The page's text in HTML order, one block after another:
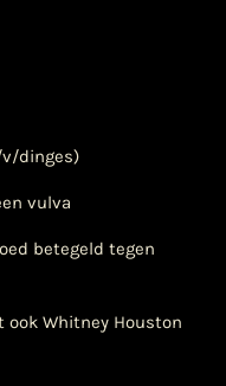
v/dinges)
vulva
betegeld tegen
ook Whitney Houston